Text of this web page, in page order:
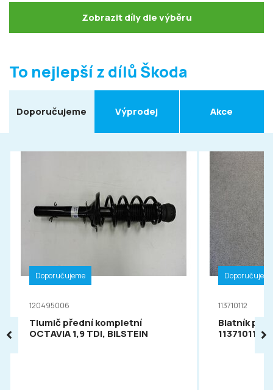
Zobrazit díly dle výběru
To nejlepší z dílů Škoda
Doporučujeme Výprodej Akce
Doporučujeme
120495006
Tlumič přední kompletní
OCTAVIA 1,9 TDI, BILSTEIN
113710112
Blatník
113710112